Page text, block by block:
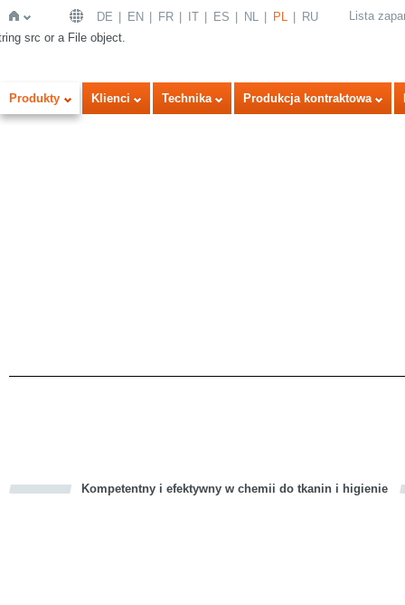
Strona
DE EN FR IT ES NL PL RU Lista
Produkty Klienci Technika Produkcja kontraktowa
src or a File object.
Kompetentny i efektywny w chemii do tkanin i higienie